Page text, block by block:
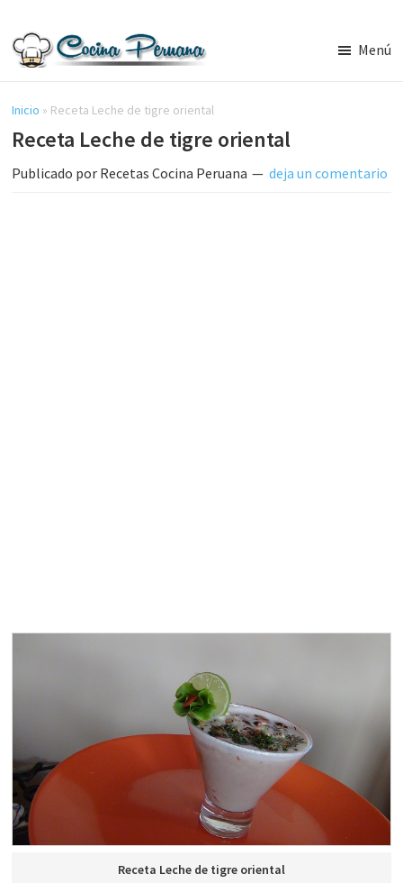
contenido
lateral
principal
Cocina
Peruana,
Recetas
de
Comida
Menú
Inicio » Receta Leche de tigre oriental
Receta Leche de tigre oriental
Publicado por Recetas Cocina Peruana deja un comentario
Receta Leche de tigre oriental